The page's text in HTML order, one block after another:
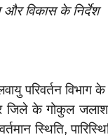
और विकास के निर्देश
परिवर्तन विभाग
जिले के गोकुल जलाशय
स्थिति,